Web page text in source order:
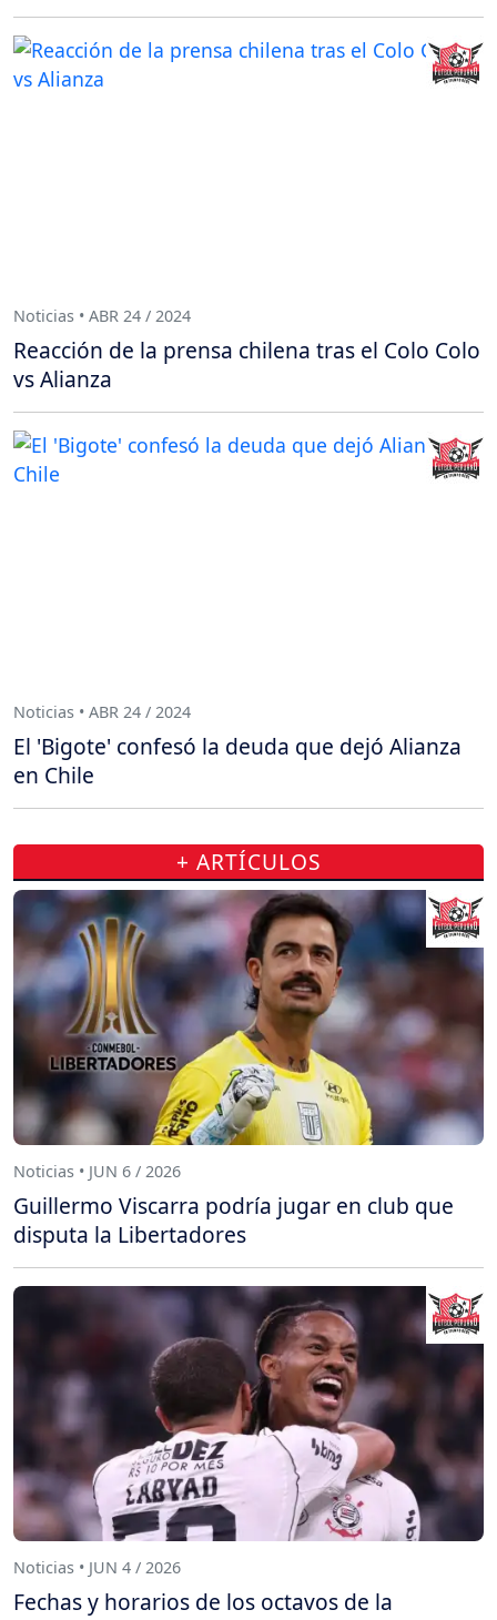
Noticias • ABR 24 / 2024
Reacción de la prensa chilena tras el Colo Colo
vs Alianza
Noticias • ABR 24 / 2024
El 'Bigote' confesó la deuda que dejó Alianza
en Chile
+ ARTÍCULOS
Noticias • JUN 6 / 2026
Guillermo Viscarra podría jugar en club que
disputa la Libertadores
Noticias • JUN 4 / 2026
Fechas y horarios de los octavos de la